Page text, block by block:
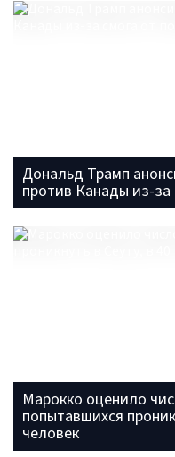
Дональд Трамп
против Канады из-
Марокко оценило
попытавшихся
человек